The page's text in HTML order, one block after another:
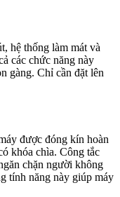
hệ thống làm mát và
các chức năng này
gàng. Chỉ cần đặt lên
được đóng kín hoàn
khóa chìa. Công tắc
chặn người không
tính năng này giúp máy